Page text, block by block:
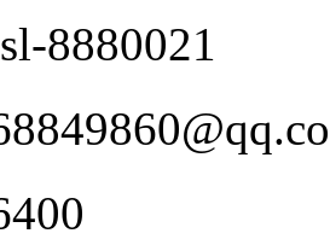
8880021